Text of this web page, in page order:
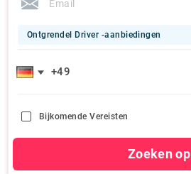
Ontgrendel Driver -aanbiedingen
Bijkomende Vereisten
Zoeken op